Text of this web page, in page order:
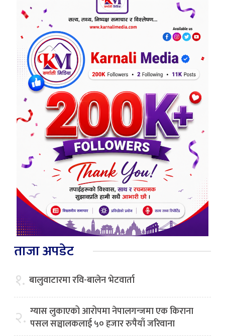
ताजा अपडेट
१. बालुवाटारमा रवि-बालेन भेटवार्ता
२. ग्यास लुकाएको आरोपमा नेपालगन्जमा एक किराना
पसल सञ्चालकलाई ५० हजार रुपैयाँ जरिवाना